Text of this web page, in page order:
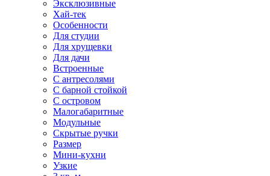
Эксклюзивные
Хай-тек
Особенности
Для студии
Для хрущевки
Для дачи
Встроенные
С антресолями
С барной стойкой
С островом
Малогабаритные
Модульные
Скрытые ручки
Размер
Мини-кухни
Узкие